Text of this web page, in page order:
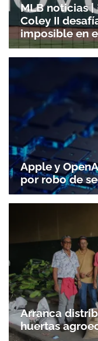
MLB noticias |
Coley II
imposible en
Apple y
por robo de
Arranca
huertas